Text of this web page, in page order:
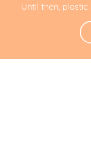
Until then,